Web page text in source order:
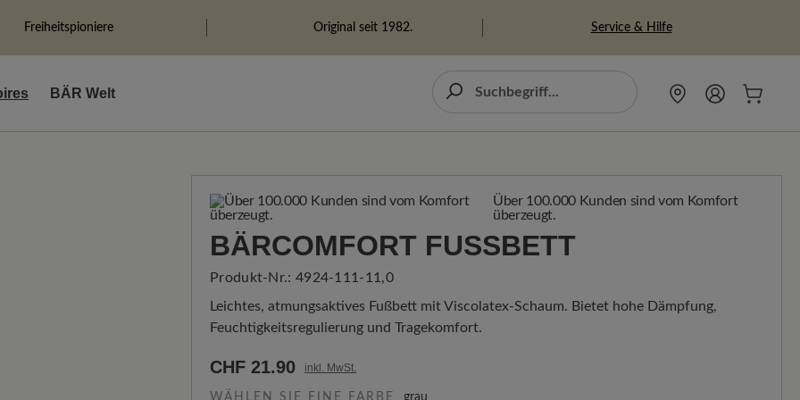
Freiheitspioniere Original seit 1982. Service & Hilfe
BÄR Welt
Über 100.000 Kunden sind vom Komfort
überzeugt.
BÄRCOMFORT FUSSBETT
Produkt-Nr.: 4924-111-11,0
Leichtes, atmungsaktives Fußbett mit Viscolatex-Schaum. Bietet hohe Dämpfung,
Feuchtigkeitsregulierung und Tragekomfort.
CHF 21.90 inkl. MwSt.
WÄHLEN SIE EINE FARBE grau